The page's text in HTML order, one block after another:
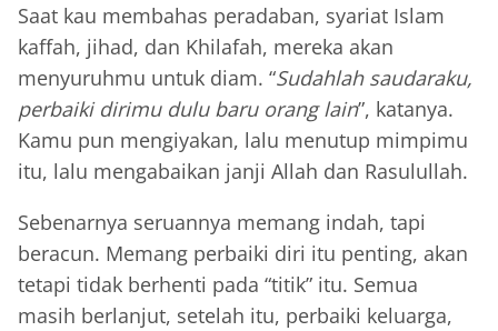
Saat kau membahas peradaban, syariat Islam
kaffah, jihad, dan Khilafah, mereka akan
menyuruhmu untuk diam. “Sudahlah saudaraku,
perbaiki dirimu dulu baru orang lain”, katanya.
Kamu pun mengiyakan, lalu menutup mimpimu
itu, lalu mengabaikan janji Allah dan Rasulullah.
Sebenarnya seruannya memang indah, tapi
beracun. Memang perbaiki diri itu penting, akan
tetapi tidak berhenti pada “titik” itu. Semua
masih berlanjut, setelah itu, perbaiki keluarga,